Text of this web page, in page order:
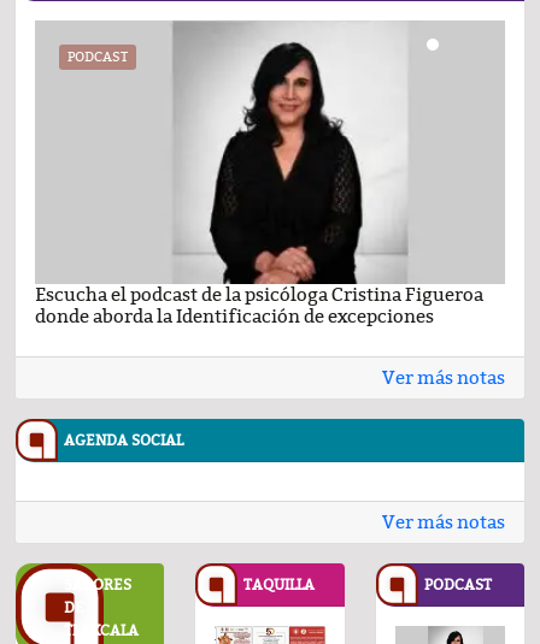
PODCAST
Escucha el podcast de la psicóloga Cristina Figueroa
donde aborda la Identificación de excepciones
Ver más notas
AGENDA SOCIAL
Ver más notas
SABORES
DE
TLAXCALA
TAQUILLA PODCAST